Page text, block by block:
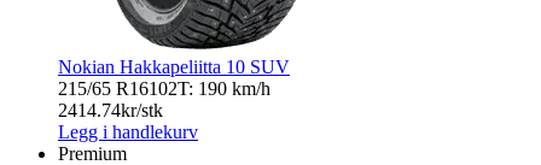
Nokian Hakkapeliitta 10 SUV
215/65 R16102T: 190 km/h
2414.74kr/stk
Legg i handlekurv
Premium